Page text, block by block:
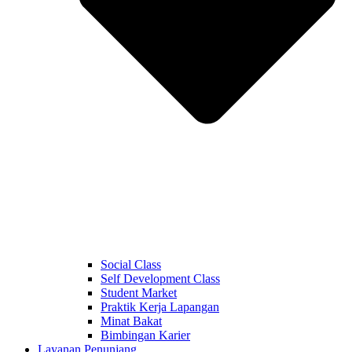
Social Class
Self Development Class
Student Market
Praktik Kerja Lapangan
Minat Bakat
Bimbingan Karier